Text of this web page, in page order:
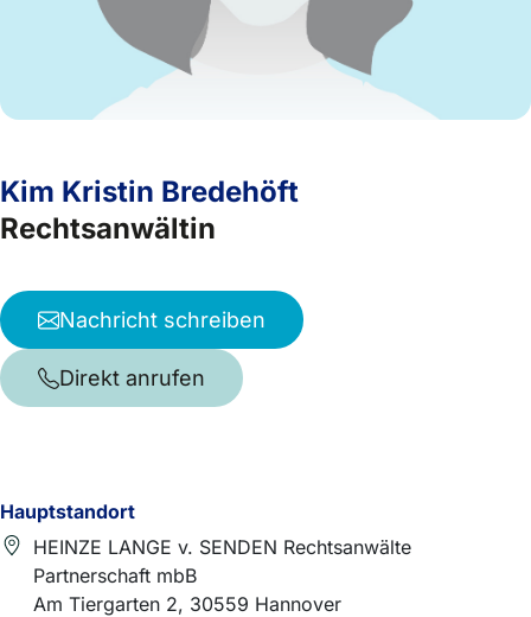
Hauptstandort
HEINZE LANGE v. SENDEN Rechtsanwälte
Partnerschaft mbB
Am Tiergarten 2, 30559 Hannover
Kim Kristin Bredehöft
Rechtsanwältin
Nachricht schreiben
Direkt anrufen